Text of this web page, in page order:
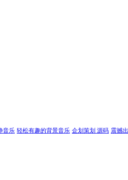
音乐 轻松有趣的背景音乐 企划策划 源码 震撼